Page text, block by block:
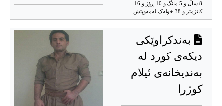
8 ساڵ و 5 مانگ و 10 ڕۆژ و 16
کاتژمێر و 38 خوله‌ک له‌مه‌وپێش‌
بەندکراوێکی
دیکەی کورد لە
بەندیخانەی ئیلام
کوژرا